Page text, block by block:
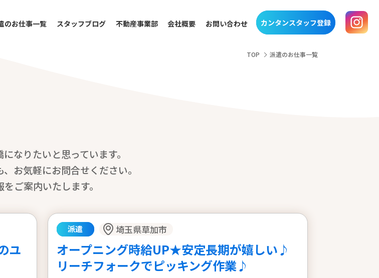
のお仕事一覧 スタッフブログ 不動産事業部 会社概要 お問い合わせ カンタンスタッフ登録
TOP 派遣のお仕事一覧
なりたいと思っています。
お気軽にお問合せください。
ご案内いたします。
ユ
派遣 埼玉県草加市
オープニング時給UP★安定長期が嬉しい♪
リーチフォークでピッキング作業♪